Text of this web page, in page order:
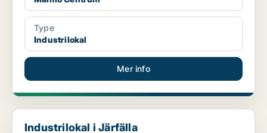
Type
Industrilokal
Mer info
Industrilokal i Järfälla
Industrilokal i Järfälla